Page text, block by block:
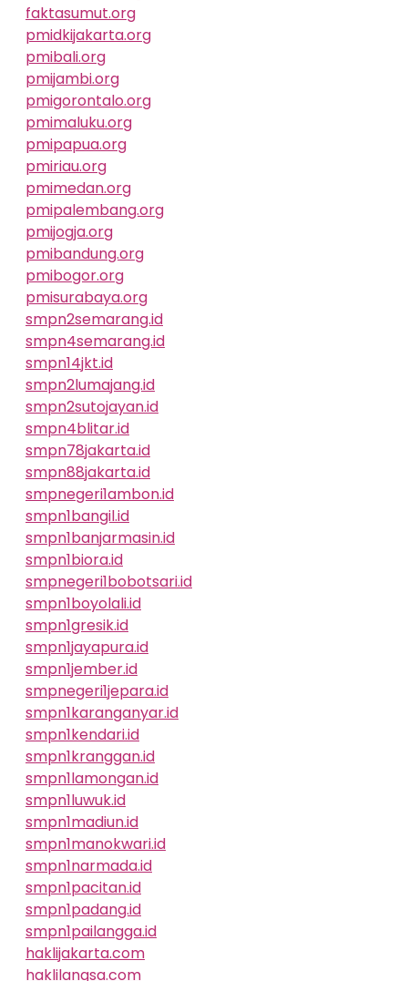
faktasumut.org
pmidkijakarta.org
pmibali.org
pmijambi.org
pmigorontalo.org
pmimaluku.org
pmipapua.org
pmiriau.org
pmimedan.org
pmipalembang.org
pmijogja.org
pmibandung.org
pmibogor.org
pmisurabaya.org
smpn2semarang.id
smpn4semarang.id
smpn14jkt.id
smpn2lumajang.id
smpn2sutojayan.id
smpn4blitar.id
smpn78jakarta.id
smpn88jakarta.id
smpnegeri1ambon.id
smpn1bangil.id
smpn1banjarmasin.id
smpn1biora.id
smpnegeri1bobotsari.id
smpn1boyolali.id
smpn1gresik.id
smpn1jayapura.id
smpn1jember.id
smpnegeri1jepara.id
smpn1karanganyar.id
smpn1kendari.id
smpn1kranggan.id
smpn1lamongan.id
smpn1luwuk.id
smpn1madiun.id
smpn1manokwari.id
smpn1narmada.id
smpn1pacitan.id
smpn1padang.id
smpn1pailangga.id
haklijakarta.com
haklilangsa.com